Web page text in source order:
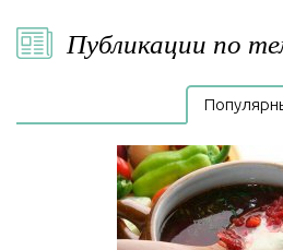
Публикации по